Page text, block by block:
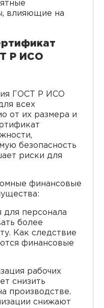
влияющие на
Р ИСО
ГОСТ Р ИСО
всех
от их размера и
безопасность
риски для
финансовые
для персонала
более
Как следствие
финансовые
рабочих
снизить
производстве.
снижают